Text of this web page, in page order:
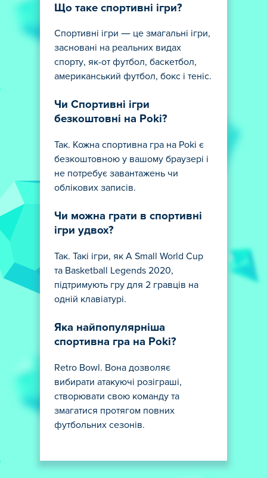
Що таке спортивні ігри?
Спортивні ігри — це змагальні ігри,
засновані на реальних видах
спорту, як-от футбол, баскетбол,
американський футбол, бокс і теніс.
Чи Спортивні ігри
безкоштовні на Poki?
Так. Кожна спортивна гра на Poki є
безкоштовною у вашому браузері і
не потребує завантажень чи
облікових записів.
Чи можна грати в спортивні
ігри удвох?
Так. Такі ігри, як A Small World Cup
та Basketball Legends 2020,
підтримують гру для 2 гравців на
одній клавіатурі.
Яка найпопулярніша
спортивна гра на Poki?
Retro Bowl. Вона дозволяє
вибирати атакуючі розіграші,
створювати свою команду та
змагатися протягом повних
футбольних сезонів.